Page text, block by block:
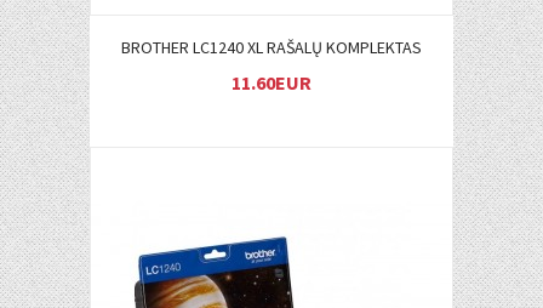
BROTHER LC1240 XL RAŠALŲ KOMPLEKTAS
11.60EUR
Į KREPŠELĮ